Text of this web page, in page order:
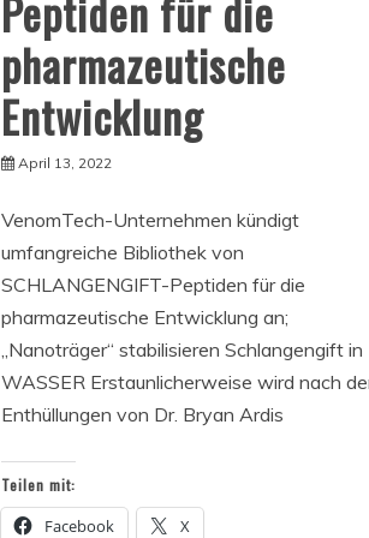
pharmazeutische
Entwicklung
April 13, 2022
VenomTech-Unternehmen kündigt
umfangreiche Bibliothek von
SCHLANGENGIFT-Peptiden für die
pharmazeutische Entwicklung an;
„Nanoträger“ stabilisieren Schlangengift in
WASSER Erstaunlicherweise wird nach
Enthüllungen von Dr. Bryan Ardis
Teilen mit:
Facebook X